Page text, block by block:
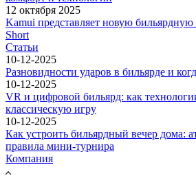
12 октября 2025
Kamui представляет новую
Short
Статьи
10-12-2025
Разновидности ударов в бильярде и
10-12-2025
VR и цифровой бильярд: как
классическую игру
10-12-2025
Как устроить бильярдный вечер дома:
правила мини-турнира
Компания